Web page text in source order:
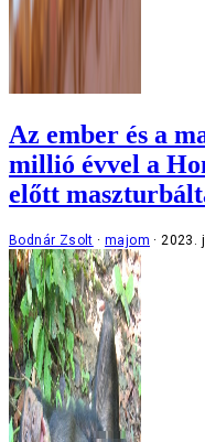
Az ember és a
millió évvel a
előtt
Bodnár Zsolt majom 2023.